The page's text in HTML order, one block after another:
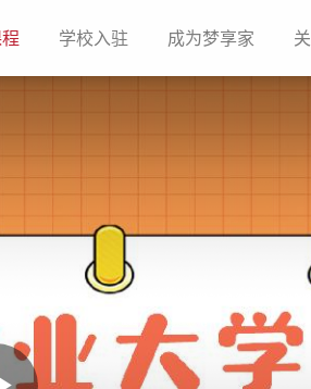
(current)学校入驻(current)成为梦享家